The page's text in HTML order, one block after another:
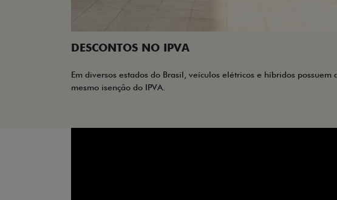
DESCONTOS NO IPVA
Em diversos estados do Brasil, veículos elétricos e híbridos possuem
mesmo isenção do IPVA.